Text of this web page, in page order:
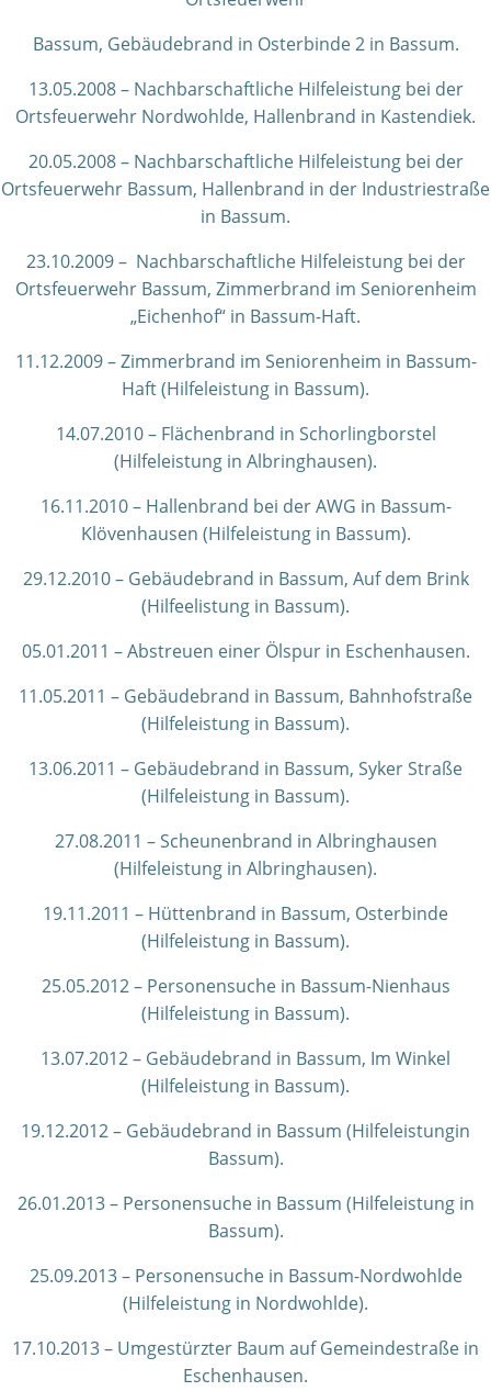
Bassum, Gebäudebrand in Osterbinde 2 in Bassum.
13.05.2008 – Nachbarschaftliche Hilfeleistung bei der
Ortsfeuerwehr Nordwohlde, Hallenbrand in Kastendiek.
20.05.2008 – Nachbarschaftliche Hilfeleistung bei der
Ortsfeuerwehr Bassum, Hallenbrand in der Industriestraße
in Bassum.
23.10.2009 – Nachbarschaftliche Hilfeleistung bei der
Ortsfeuerwehr Bassum, Zimmerbrand im Seniorenheim
„Eichenhof“ in Bassum-Haft.
11.12.2009 – Zimmerbrand im Seniorenheim in Bassum-
Haft (Hilfeleistung in Bassum).
14.07.2010 – Flächenbrand in Schorlingborstel
(Hilfeleistung in Albringhausen).
16.11.2010 – Hallenbrand bei der AWG in Bassum-
Klövenhausen (Hilfeleistung in Bassum).
29.12.2010 – Gebäudebrand in Bassum, Auf dem Brink
(Hilfeelistung in Bassum).
05.01.2011 – Abstreuen einer Ölspur in Eschenhausen.
11.05.2011 – Gebäudebrand in Bassum, Bahnhofstraße
(Hilfeleistung in Bassum).
13.06.2011 – Gebäudebrand in Bassum, Syker Straße
(Hilfeleistung in Bassum).
27.08.2011 – Scheunenbrand in Albringhausen
(Hilfeleistung in Albringhausen).
19.11.2011 – Hüttenbrand in Bassum, Osterbinde
(Hilfeleistung in Bassum).
25.05.2012 – Personensuche in Bassum-Nienhaus
(Hilfeleistung in Bassum).
13.07.2012 – Gebäudebrand in Bassum, Im Winkel
(Hilfeleistung in Bassum).
19.12.2012 – Gebäudebrand in Bassum (Hilfeleistungin
Bassum).
26.01.2013 – Personensuche in Bassum (Hilfeleistung in
Bassum).
25.09.2013 – Personensuche in Bassum-Nordwohlde
(Hilfeleistung in Nordwohlde).
17.10.2013 – Umgestürzter Baum auf Gemeindestraße in
Eschenhausen.